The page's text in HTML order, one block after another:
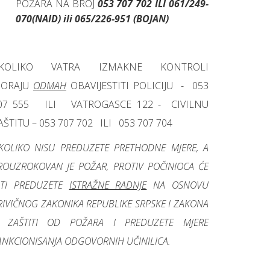
POŽARA NA BROJ 053 707 702 ILI 061/249-
070(NAID) ili 065/226-951 (BOJAN)
VATRA IZMAKNE KONTROLI
ODMAHOBAVIJESTITI POLICIJU - 053
555 ILI VATROGASCE 122 - CIVILNU
– 053 707 702 ILI 053 707 704
NISU PREDUZETE PRETHODNE MJERE, A
JE POŽAR, PROTIV POČINIOCA ĆE
PREDUZETE ISTRAŽNE RADNJENA OSNOVU
ZAKONIKA REPUBLIKE SRPSKE I ZAKONA
ZAŠTITI OD POŽARA I PREDUZETE MJERE
ODGOVORNIH UČINILICA.